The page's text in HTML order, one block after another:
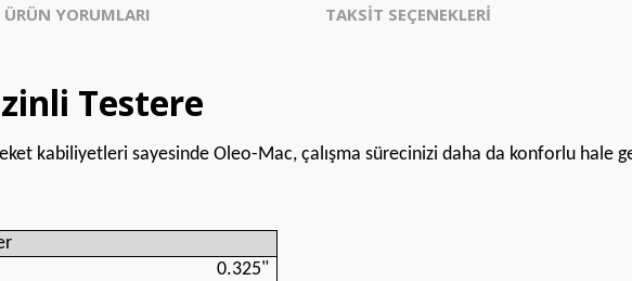
ÜRÜN YORUMLARI TAKSİT SEÇENEKLERİ
Testere
kabiliyetleri sayesinde Oleo-Mac, çalışma sürecinizi daha da konforlu hale
0.325"